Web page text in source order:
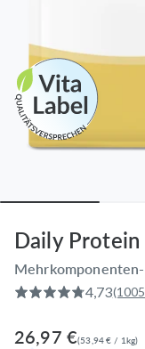
Daily Protein
4,73
26,97 €(53,94 € / 1kg)